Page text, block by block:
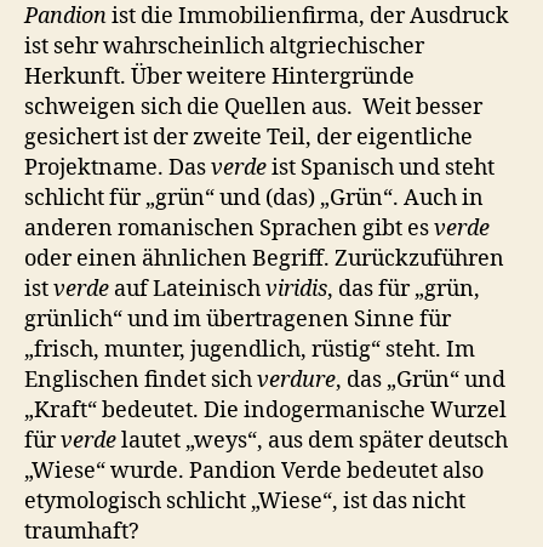
Pandionist die Immobilienfirma, der Ausdruck
ist sehr wahrscheinlich altgriechischer
Herkunft. Über weitere Hintergründe
schweigen sich die Quellen aus. Weit besser
gesichert ist der zweite Teil, der eigentliche
Projektname. Dasverdeist Spanisch und steht
schlicht für „grün“ und (das) „Grün“. Auch in
anderen romanischen Sprachen gibt esverde
oder einen ähnlichen Begriff. Zurückzuführen
istverde auf Lateinischviridis, das für „grün,
grünlich“ und im übertragenen Sinne für
„frisch, munter, jugendlich, rüstig“ steht. Im
Englischen findet sichverdure, das „Grün“ und
„Kraft“ bedeutet. Die indogermanische Wurzel
fürverdelautet „weys“, aus dem später deutsch
„Wiese“ wurde. Pandion Verde bedeutet also
etymologisch schlicht „Wiese“, ist das nicht
traumhaft?